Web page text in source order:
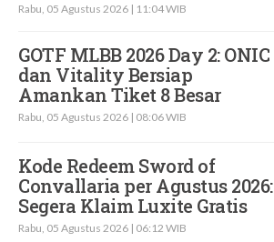
Rabu, 05 Agustus 2026 | 11:04 WIB
GOTF MLBB 2026 Day 2: ONIC
dan Vitality Bersiap
Amankan Tiket 8 Besar
Rabu, 05 Agustus 2026 | 08:06 WIB
Kode Redeem Sword of
Convallaria per Agustus 2026:
Segera Klaim Luxite Gratis
Rabu, 05 Agustus 2026 | 06:12 WIB